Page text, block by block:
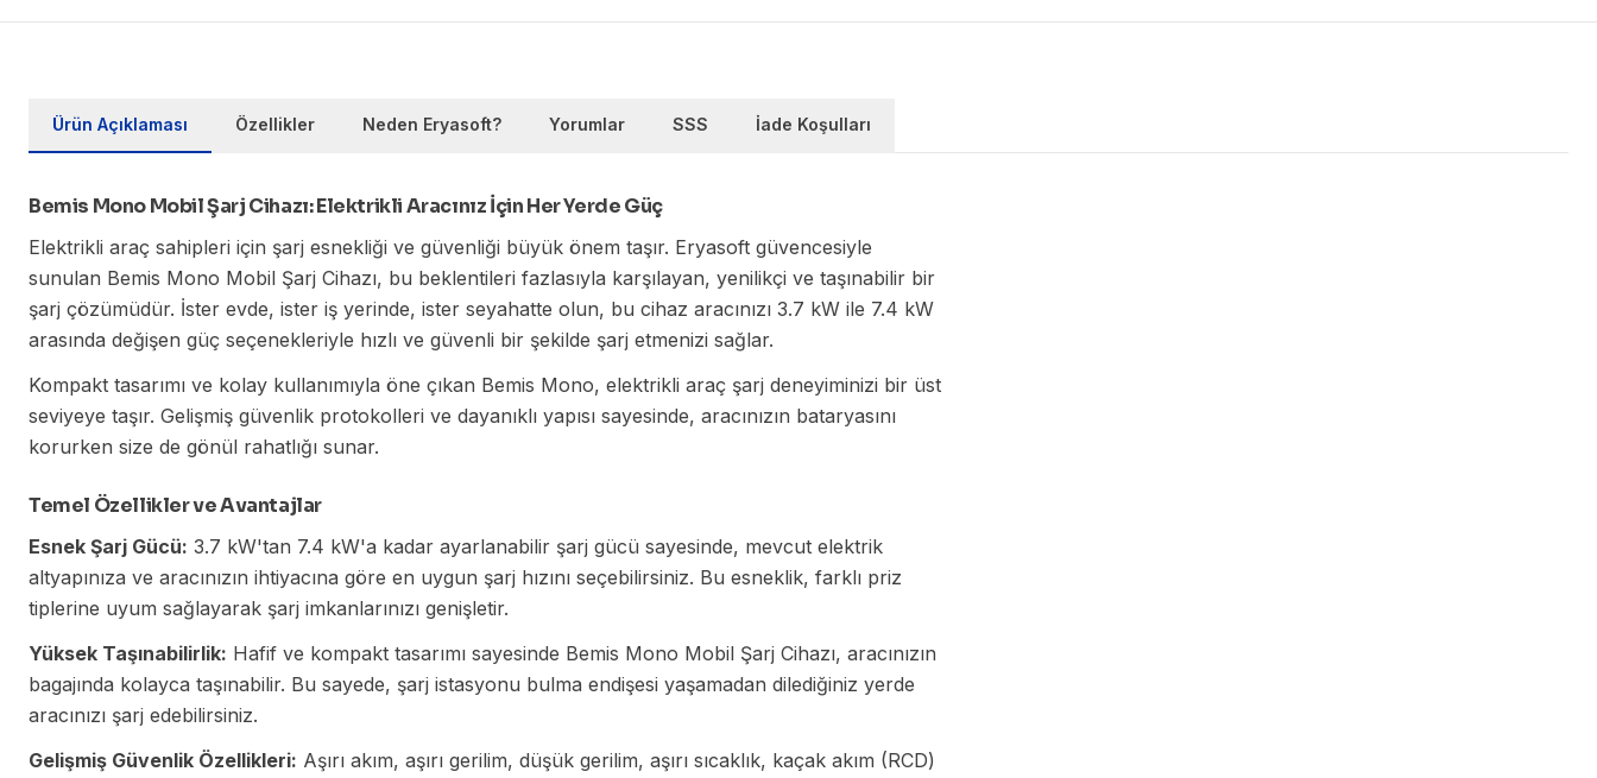
Ürün Açıklaması Özellikler Neden Eryasoft? Yorumlar SSS İade Koşulları
Bemis Mono Mobil Şarj Cihazı: Elektrikli Aracınız İçin Her Yerde Güç
Elektrikli araç sahipleri için şarj esnekliği ve güvenliği büyük önem taşır. Eryasoft güvencesiyle
sunulan Bemis Mono Mobil Şarj Cihazı, bu beklentileri fazlasıyla karşılayan, yenilikçi ve taşınabilir bir
şarj çözümüdür. İster evde, ister iş yerinde, ister seyahatte olun, bu cihaz aracınızı 3.7 kW ile 7.4 kW
arasında değişen güç seçenekleriyle hızlı ve güvenli bir şekilde şarj etmenizi sağlar.
Kompakt tasarımı ve kolay kullanımıyla öne çıkan Bemis Mono, elektrikli araç şarj deneyiminizi bir üst
seviyeye taşır. Gelişmiş güvenlik protokolleri ve dayanıklı yapısı sayesinde, aracınızın bataryasını
korurken size de gönül rahatlığı sunar.
Temel Özellikler ve Avantajlar
Esnek Şarj Gücü: 3.7 kW'tan 7.4 kW'a kadar ayarlanabilir şarj gücü sayesinde, mevcut elektrik
altyapınıza ve aracınızın ihtiyacına göre en uygun şarj hızını seçebilirsiniz. Bu esneklik, farklı priz
tiplerine uyum sağlayarak şarj imkanlarınızı genişletir.
Yüksek Taşınabilirlik: Hafif ve kompakt tasarımı sayesinde Bemis Mono Mobil Şarj Cihazı, aracınızın
bagajında kolayca taşınabilir. Bu sayede, şarj istasyonu bulma endişesi yaşamadan dilediğiniz yerde
aracınızı şarj edebilirsiniz.
Gelişmiş Güvenlik Özellikleri: Aşırı akım, aşırı gerilim, düşük gerilim, aşırı sıcaklık, kaçak akım (RCD)